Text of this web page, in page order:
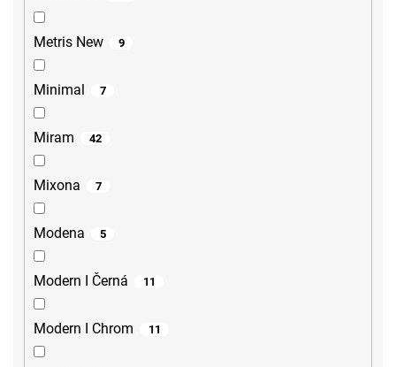
Metris New 9
Minimal 7
Miram 42
Mixona 7
Modena 5
Modern I Černá 11
Modern I Chrom 11